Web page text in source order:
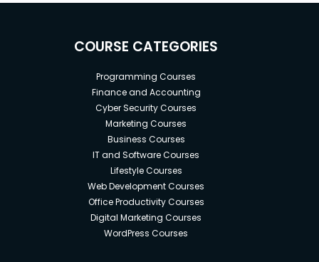
COURSE CATEGORIES
Programming Courses
Finance and Accounting
Cyber Security Courses
Marketing Courses
Business Courses
IT and Software Courses
Lifestyle Courses
Web Development Courses
Office Productivity Courses
Digital Marketing Courses
WordPress Courses